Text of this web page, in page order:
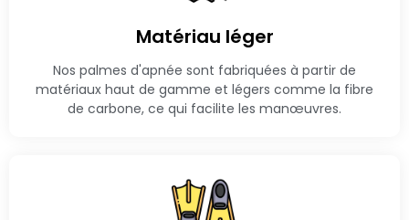
Matériau léger
Nos palmes d'apnée sont fabriquées à partir de
matériaux haut de gamme et légers comme la fibre
de carbone, ce qui facilite les manœuvres.